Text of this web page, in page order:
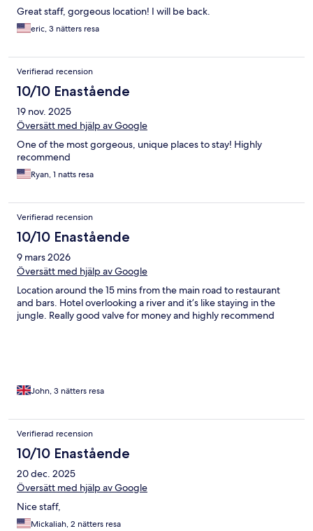
Great staff, gorgeous location! I will be back.
eric, 3 nätters resa
Verifierad recension
10/10 Enastående
19 nov. 2025
Översätt med hjälp av Google
One of the most gorgeous, unique places to stay! Highly
recommend
Ryan, 1 natts resa
Verifierad recension
10/10 Enastående
9 mars 2026
Översätt med hjälp av Google
Location around the 15 mins from the main road to restaurant
and bars. Hotel overlooking a river and it’s like staying in the
jungle. Really good valve for money and highly recommend
John, 3 nätters resa
Verifierad recension
10/10 Enastående
20 dec. 2025
Översätt med hjälp av Google
Nice staff,
Mickaliah, 2 nätters resa